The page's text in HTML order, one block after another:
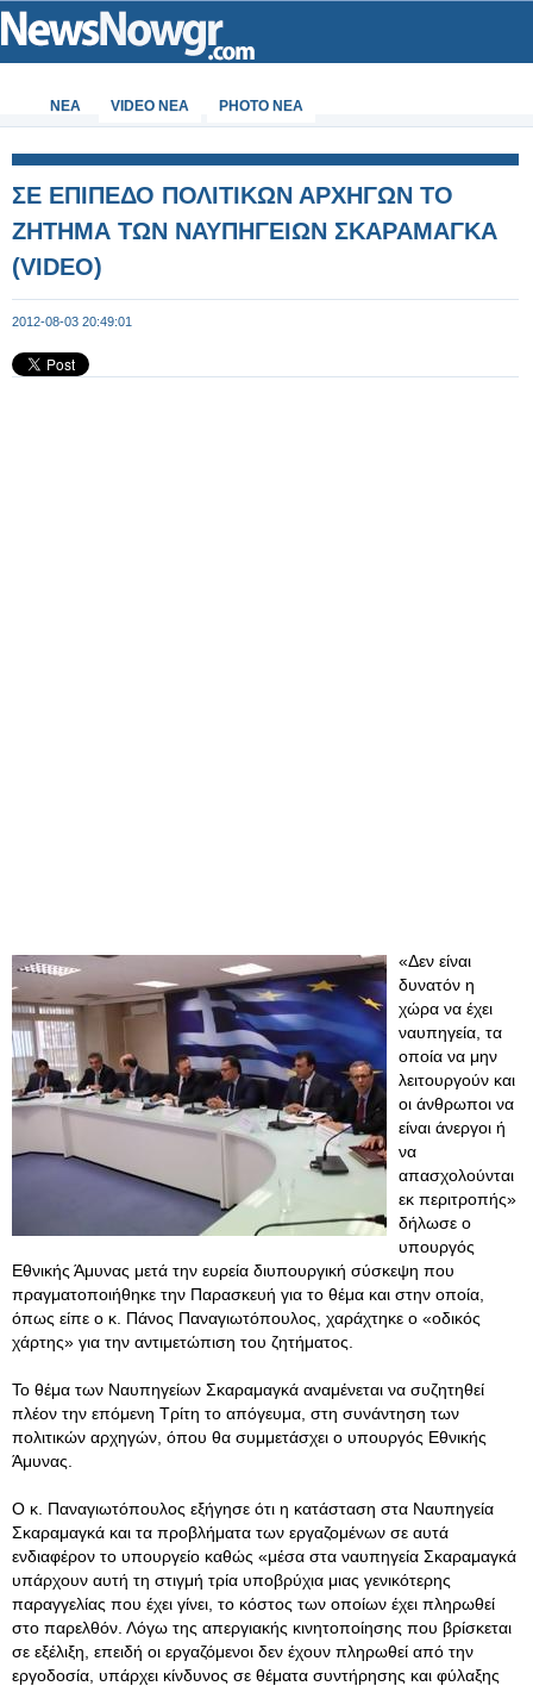
ΝΕΑ VIDEO NEA PHOTO NEA
ΣΕ ΕΠΙΠΕΔΟ ΠΟΛΙΤΙΚΩΝ ΑΡΧΗΓΩΝ ΤΟ
ΖΗΤΗΜΑ ΤΩΝ ΝΑΥΠΗΓΕΙΩΝ ΣΚΑΡΑΜΑΓΚΑ
(VIDEO)
2012-08-03 20:49:01
«Δεν είναι
δυνατόν η
χώρα να έχει
ναυπηγεία, τα
οποία να μην
λειτουργούν και
οι άνθρωποι να
είναι άνεργοι ή
να
απασχολούνται
εκ περιτροπής»
δήλωσε ο
υπουργός
Εθνικής Άμυνας μετά την ευρεία διυπουργική σύσκεψη που
πραγματοποιήθηκε την Παρασκευή για το θέμα και στην οποία,
όπως είπε ο κ. Πάνος Παναγιωτόπουλος, χαράχτηκε ο «οδικός
χάρτης» για την αντιμετώπιση του ζητήματος.
Το θέμα των Ναυπηγείων Σκαραμαγκά αναμένεται να συζητηθεί
πλέον την επόμενη Τρίτη το απόγευμα, στη συνάντηση των
πολιτικών αρχηγών, όπου θα συμμετάσχει ο υπουργός Εθνικής
Άμυνας.
Ο κ. Παναγιωτόπουλος εξήγησε ότι η κατάσταση στα Ναυπηγεία
Σκαραμαγκά και τα προβλήματα των εργαζομένων σε αυτά
ενδιαφέρον το υπουργείο καθώς «μέσα στα ναυπηγεία Σκαραμαγκά
υπάρχουν αυτή τη στιγμή τρία υποβρύχια μιας γενικότερης
παραγγελίας που έχει γίνει, το κόστος των οποίων έχει πληρωθεί
στο παρελθόν. Λόγω της απεργιακής κινητοποίησης που βρίσκεται
σε εξέλιξη, επειδή οι εργαζόμενοι δεν έχουν πληρωθεί από την
εργοδοσία, υπάρχει κίνδυνος σε θέματα συντήρησης και φύλαξης